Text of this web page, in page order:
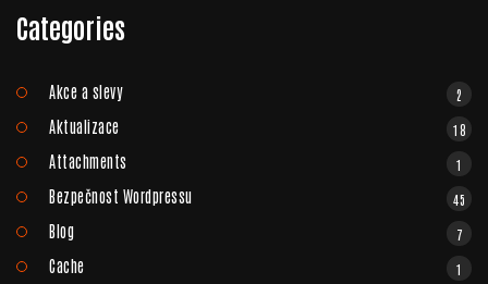
Categories
Akce a slevy 2
Aktualizace 18
Attachments 1
Bezpečnost Wordpressu 45
Blog 7
Cache 1